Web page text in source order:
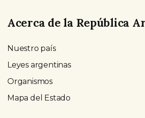
Acerca de la República
Nuestro país
Leyes argentinas
Organismos
Mapa del Estado